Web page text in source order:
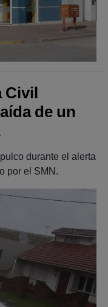
Civil
de un
durante el alerta
por el SMN.